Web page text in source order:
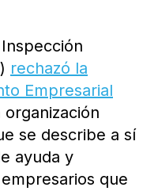
rechazó la
Empresarial
organización
se describe a sí
ayuda y
que